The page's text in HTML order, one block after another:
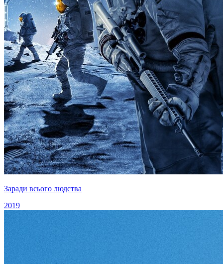
Заради всього людства
2019